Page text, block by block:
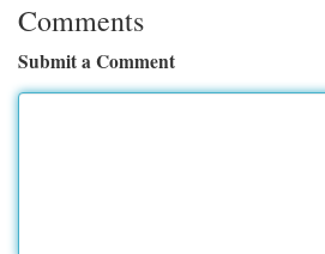
Comments
Submit a Comment